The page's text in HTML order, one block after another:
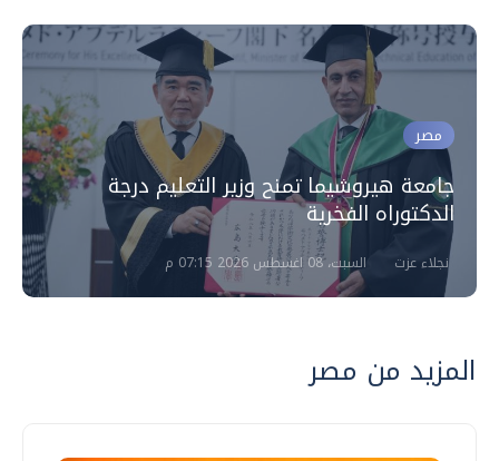
مصر
جامعة هيروشيما تمنح وزير التعليم درجة
الدكتوراه الفخرية
نجلاء عزت السبت، 08 اغسطس 2026 07:15 م
المزيد من مصر